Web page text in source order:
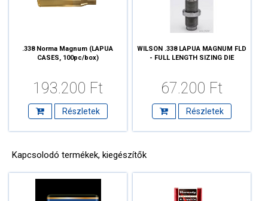
.338 Norma Magnum (LAPUA
CASES, 100pc/box)
193.200 Ft
Részletek
WILSON .338 LAPUA MAGNUM FLD
- FULL LENGTH SIZING DIE
67.200 Ft
Részletek
Kapcsolodó termékek, kiegészítők